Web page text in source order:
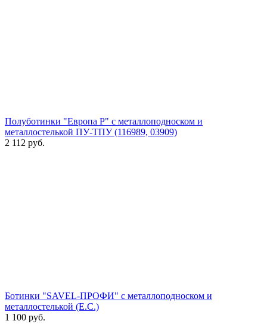
Полуботинки "Европа Р" с металлоподноском и
металлостелькой ПУ-ТПУ (116989, 03909)
2 112 руб.
Ботинки "SAVEL-ПРОФИ" с металлоподноском и
металлостелькой (Е.С.)
1 100 руб.